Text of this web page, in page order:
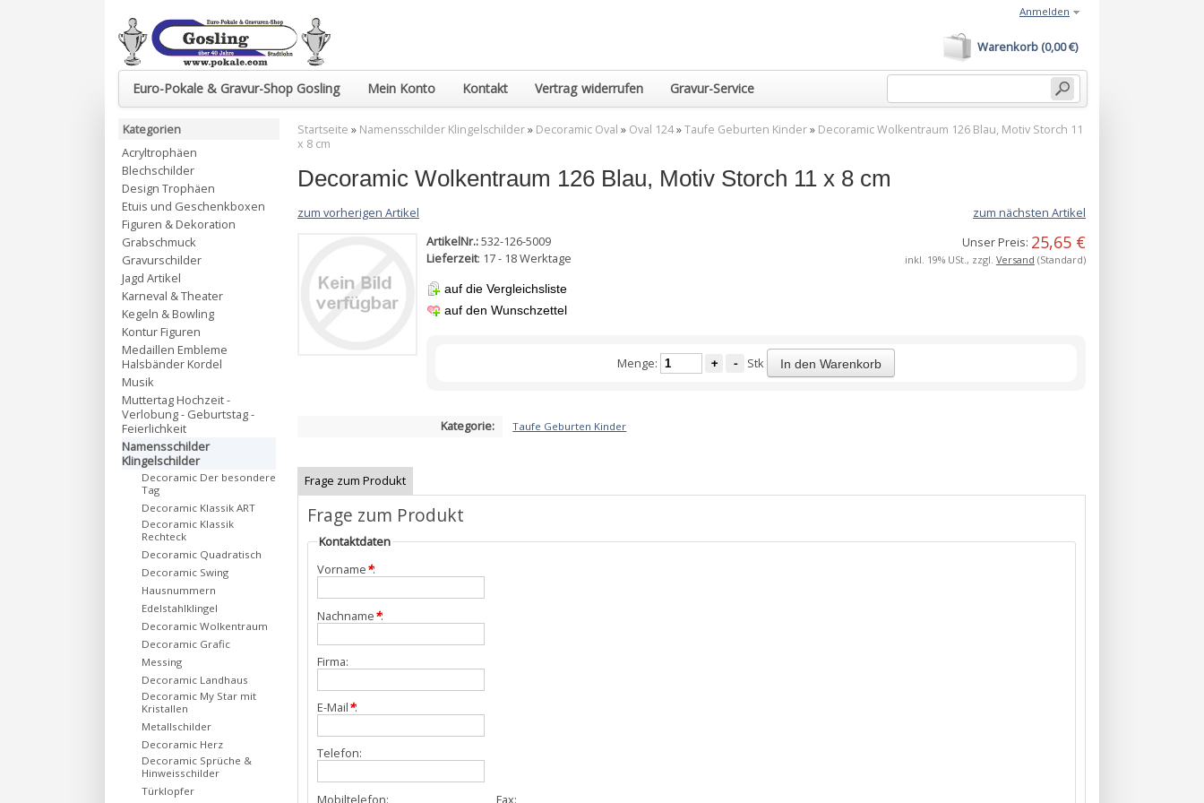
Euro-Pokale & Gravur-Shop Gosling Mein Konto Kontakt Vertrag widerrufen Gravur-Service
Warenkorb (0,00 €)
Anmelden
Startseite » Namensschilder Klingelschilder» Decoramic Oval » Oval 124»Taufe Geburten Kinder» Decoramic Wolkentraum 126 Blau, Motiv Storch 11
x 8 cm
Decoramic Wolkentraum 126 Blau, Motiv Storch 11 x 8 cm
zum vorherigen Artikel
zum nächsten Artikel
ArtikelNr.:532-126-5009
Lieferzeit: 17 - 18 Werktage
auf die Vergleichsliste
auf den Wunschzettel
Unser Preis: 25,65 €
inkl. 19% USt., zzgl. Versand (Standard)
Menge: + - Stk In den Warenkorb
Kategorie: Taufe Geburten Kinder
Frage zum Produkt
Frage zum Produkt
Kontaktdaten
Vorname*:
Nachname*:
Firma:
E-Mail*:
Telefon:
Mobiltelefon: Fax:
Kategorien
Acryltrophäen
Blechschilder
Design Trophäen
Etuis und Geschenkboxen
Figuren & Dekoration
Grabschmuck
Gravurschilder
Jagd Artikel
Karneval & Theater
Kegeln & Bowling
Kontur Figuren
Medaillen Embleme
Halsbänder Kordel
Musik
Muttertag Hochzeit -
Verlobung - Geburtstag -
Feierlichkeit
Namensschilder
Klingelschilder
Decoramic Der besondere
Tag
Decoramic Klassik ART
Decoramic Klassik
Rechteck
Decoramic Quadratisch
Decoramic Swing
Hausnummern
Edelstahlklingel
Decoramic Wolkentraum
Decoramic Grafic
Messing
Decoramic Landhaus
Decoramic My Star mit
Kristallen
Metallschilder
Decoramic Herz
Decoramic Sprüche &
Hinweisschilder
Türklopfer